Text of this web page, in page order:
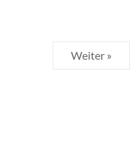
Weiter »